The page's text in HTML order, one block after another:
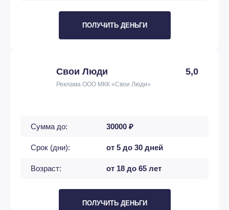
ПОЛУЧИТЬ ДЕНЬГИ
Свои Люди 5,0
Реклама ООО МКК «Свои Люди»
Сумма до: 30000 ₽
Срок (дни): от 5 до 30 дней
Возраст: от 18 до 65 лет
ПОЛУЧИТЬ ДЕНЬГИ